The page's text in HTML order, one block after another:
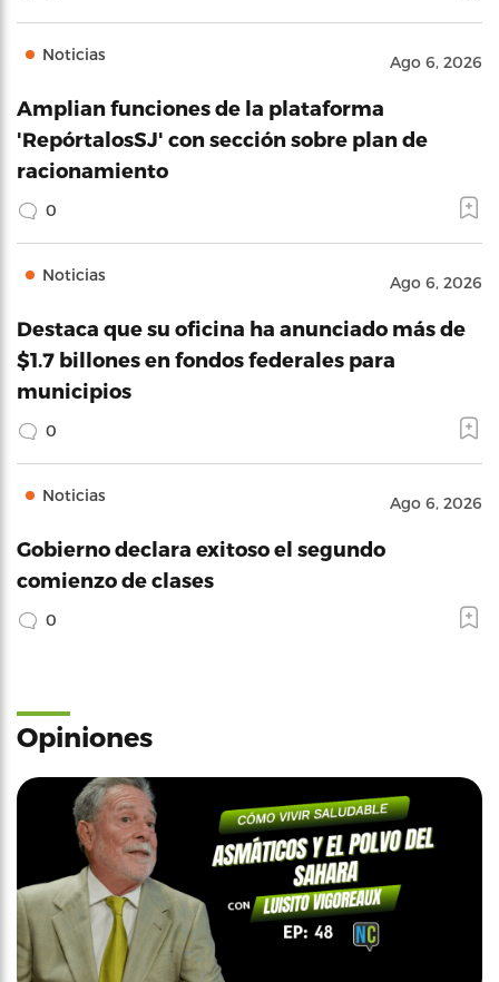
Noticias Ago 6, 2026
Amplian funciones de la plataforma
'RepórtalosSJ' con sección sobre plan de
racionamiento
0
Noticias Ago 6, 2026
Destaca que su oficina ha anunciado más de
$1.7 billones en fondos federales para
municipios
0
Noticias Ago 6, 2026
Gobierno declara exitoso el segundo
comienzo de clases
0
Opiniones